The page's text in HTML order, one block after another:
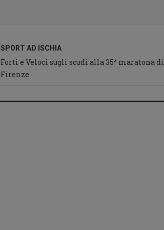
SPORT AD ISCHIA
Forti e Veloci sugli scudi alla 35^ maratona di
Firenze